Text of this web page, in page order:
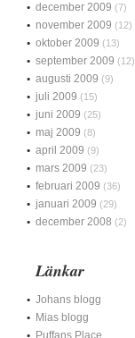
december 2009 (7)
november 2009 (12)
oktober 2009 (13)
september 2009 (12)
augusti 2009 (9)
juli 2009 (15)
juni 2009 (25)
maj 2009 (8)
april 2009 (9)
mars 2009 (23)
februari 2009 (36)
januari 2009 (29)
december 2008 (2)
Länkar
Johans blogg
Mias blogg
Puffans Place